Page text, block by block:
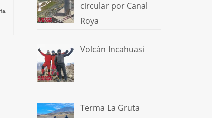
,
circular por Canal
Roya
Volcán Incahuasi
Terma La Gruta